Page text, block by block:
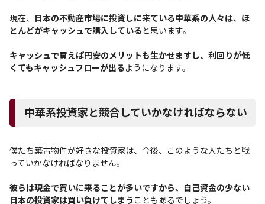
現在、 日本の不動産市場に投資しに来ている中華系の人々は、ほ
とんどがキャッシュで購入していると思います。
キャッシュで買えば円安のメリットも生かせますし、利回りが低
くてもキャッシュフローが出るようになります。
中華系投資家と競合していかなければならない
僕たち築古物件が好きな投資家は、今後、このような人たちと戦
っていかなければなりません。
彼らは現金で買いに来ることが多いですから、自己資金の少ない
日本の投資家は買い負けてしまう こともあるでしょう。